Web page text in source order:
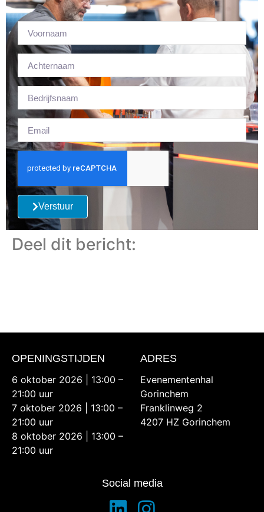
Verstuur
Deel dit bericht:
OPENINGSTIJDEN
6 oktober 2026 | 13:00 –
21:00 uur
7 oktober 2026 | 13:00 –
21:00 uur
8 oktober 2026 | 13:00 –
21:00 uur
ADRES
Evenementenhal
Gorinchem
Franklinweg 2
4207 HZ Gorinchem
Social media